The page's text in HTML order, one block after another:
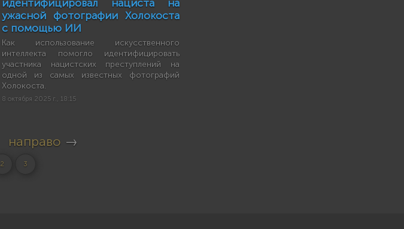
идентифицировал нациста на
ужасной фотографии Холокоста
с помощью ИИ
Как использование искусственного
интеллекта помогло идентифицировать
участника нацистских преступлений на
одной из самых известных фотографий
Холокоста.
8 октября 2025 г., 18:15
направо →
2 3